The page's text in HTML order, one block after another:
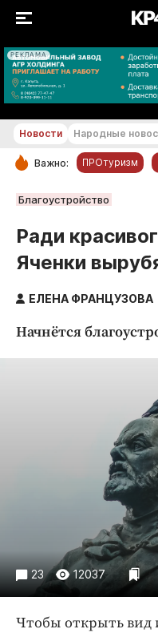
РЕКЛАМА
РУБРИКИ
Новости
Статьи
Народные
Авто и
Недвижимость
Образование
Общество
Происшествия
Спорт
Экономика и
ПРОЕКТЫ
Новости Народные
Важно: ПРОтуризм
Благоустройство
Ради
Яченки
ЕЛЕНА ФРАНЦУЗОВА
Начнётся
23 12037
Чтобы открыть вид